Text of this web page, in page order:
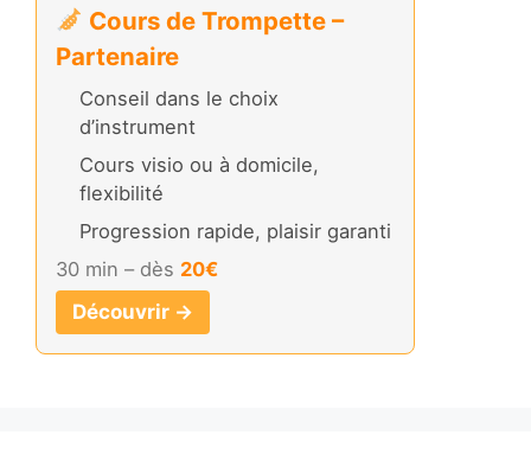
Cours de Trompette –
Partenaire
Conseil dans le choix
d’instrument
Cours visio ou à domicile,
flexibilité
Progression rapide, plaisir garanti
30 min – dès 20€
Découvrir →